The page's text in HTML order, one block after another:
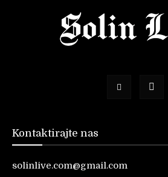
Kontaktirajte nas
solinlive.com@gmail.com